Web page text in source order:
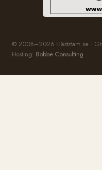
© 2006–2026 Häststam.se ·
Hosting: Bobbe Consulting